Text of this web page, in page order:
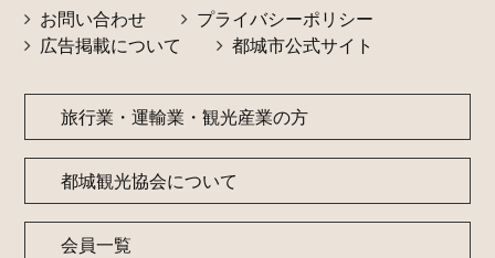
お問い合わせ
プライバシーポリシー
広告掲載について
都城市公式サイト
旅行業・運輸業・観光産業の方
都城観光協会について
会員一覧